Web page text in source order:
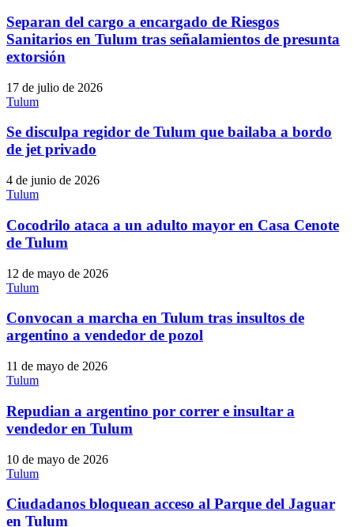
Separan del cargo a encargado de Riesgos
Sanitarios en Tulum tras señalamientos de presunta
extorsión
17 de julio de 2026
Tulum
Se disculpa regidor de Tulum que bailaba a bordo
de jet privado
4 de junio de 2026
Tulum
Cocodrilo ataca a un adulto mayor en Casa Cenote
de Tulum
12 de mayo de 2026
Tulum
Convocan a marcha en Tulum tras insultos de
argentino a vendedor de pozol
11 de mayo de 2026
Tulum
Repudian a argentino por correr e insultar a
vendedor en Tulum
10 de mayo de 2026
Tulum
Ciudadanos bloquean acceso al Parque del Jaguar
en Tulum